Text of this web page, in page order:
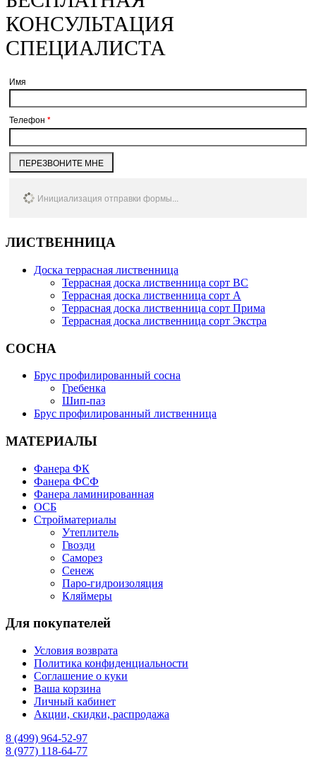
КОНСУЛЬТАЦИЯ
СПЕЦИАЛИСТА
Имя
Телефон *
ПЕРЕЗВОНИТЕ МНЕ
Инициализация отправки формы...
ЛИСТВЕННИЦА
Доска террасная лиственница
Террасная доска лиственница сорт BC
Террасная доска лиственница сорт А
Террасная доска лиственница сорт Прима
Террасная доска лиственница сорт Экстра
СОСНА
Брус профилированный сосна
Гребенка
Шип-паз
Брус профилированный лиственница
МАТЕРИАЛЫ
Фанера ФК
Фанера ФСФ
Фанера ламинированная
ОСБ
Стройматериалы
Утеплитель
Гвозди
Саморез
Сенеж
Паро-гидроизоляция
Кляймеры
Для покупателей
Условия возврата
Политика конфиденциальности
Соглашение о куки
Ваша корзина
Личный кабинет
Акции, скидки, распродажа
8 (499) 964-52-97
8 (977) 118-64-77